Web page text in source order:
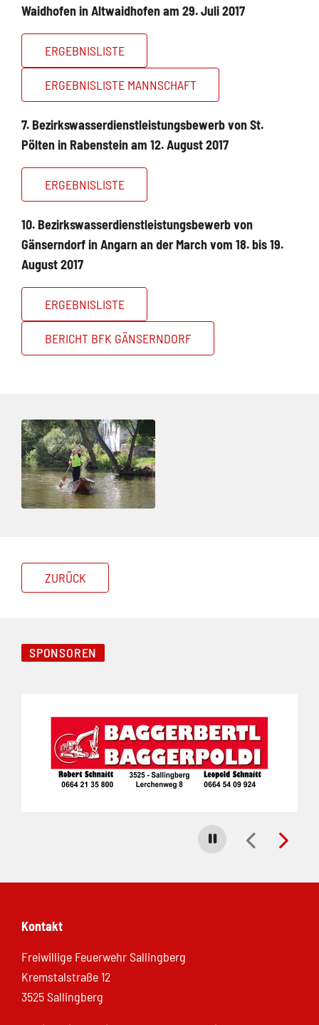
Waidhofen in Altwaidhofen am 29. Juli 2017
ERGEBNISLISTE
ERGEBNISLISTE MANNSCHAFT
7. Bezirkswasserdienstleistungsbewerb von St.
Pölten in Rabenstein am 12. August 2017
ERGEBNISLISTE
10. Bezirkswasserdienstleistungsbewerb von
Gänserndorf in Angarn an der March vom 18. bis 19.
August 2017
ERGEBNISLISTE
BERICHT BFK GÄNSERNDORF
ZURÜCK
SPONSOREN
Carousel stoppen
Kontakt
Freiwillige Feuerwehr Sallingberg
Kremstalstraße 12
3525 Sallingberg